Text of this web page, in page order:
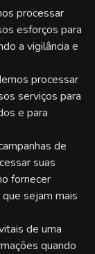
processar
esforços para
a vigilância e
processar
serviços para
e para
de
suas
fornecer
sejam mais
de uma
quando